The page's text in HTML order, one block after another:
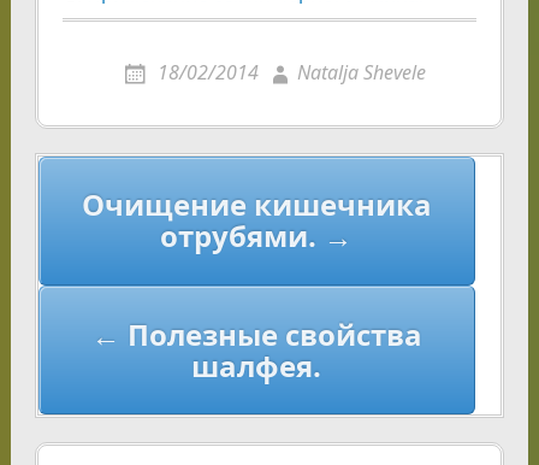
18/02/2014 Natalja Shevele
Навигация
Очищение кишечника
отрубями. →
← Полезные свойства
шалфея.